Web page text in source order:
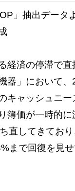
」抽出データ
経済の停滞で
器」において、
キャッシュニー
簿価が一時的
直してきてお
まで回復を見せ